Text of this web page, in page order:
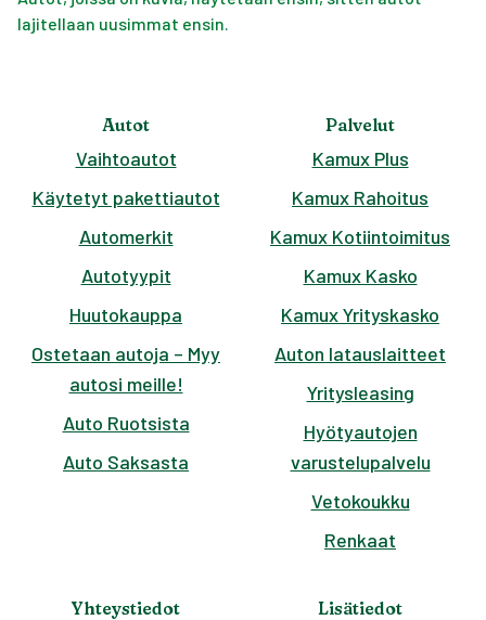
lajitellaan uusimmat ensin.
Autot
Vaihtoautot
Käytetyt pakettiautot
Automerkit
Autotyypit
Huutokauppa
Ostetaan autoja – Myy
autosi meille!
Auto Ruotsista
Auto Saksasta
Palvelut
Kamux Plus
Kamux Rahoitus
Kamux Kotiintoimitus
Kamux Kasko
Kamux Yrityskasko
Auton latauslaitteet
Yritysleasing
Hyötyautojen
varustelupalvelu
Vetokoukku
Renkaat
Yhteystiedot Lisätiedot